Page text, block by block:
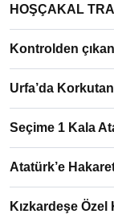
HOŞÇAKAL
Kontrolden
Urfa’da
Seçime 1 Kala
Atatürk’e
Kızkardeşe Özel